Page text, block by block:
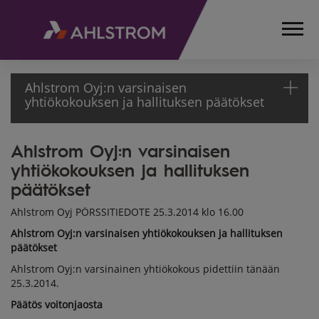
Ahlstrom Oyj:n varsinaisen
yhtiökokouksen ja hallituksen päätökset
ETUSIVU
MEDIA
PÖRSSITIEDOTTEET
2014
AHLSTROM OYJ:N
VARSINAISEN
YHTIÖKOKOUKSEN
JA HALLITUKSEN
PÄÄTÖKSET
Ahlstrom Oyj:n varsinaisen
yhtiökokouksen ja hallituksen
päätökset
Ahlstrom Oyj PÖRSSITIEDOTE 25.3.2014 klo 16.00
Ahlstrom Oyj:n varsinaisen yhtiökokouksen ja hallituksen
päätökset
Ahlstrom Oyj:n varsinainen yhtiökokous pidettiin tänään
25.3.2014.
Päätös voitonjaosta